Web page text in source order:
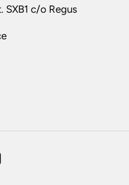
SXB1 c/o Regus
YouTube